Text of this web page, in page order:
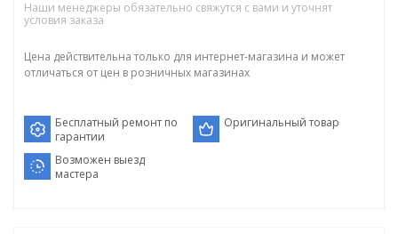
Наши менеджеры обязательно свяжутся с вами и уточнят
условия заказа
Цена действительна только для интернет-магазина и может
отличаться от цен в розничных магазинах
Бесплатный ремонт по
гарантии
Оригинальный товар
Возможен выезд
мастера